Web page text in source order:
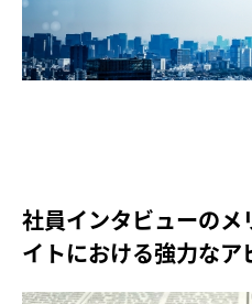
社員インタビューの
イトにおける強力なア